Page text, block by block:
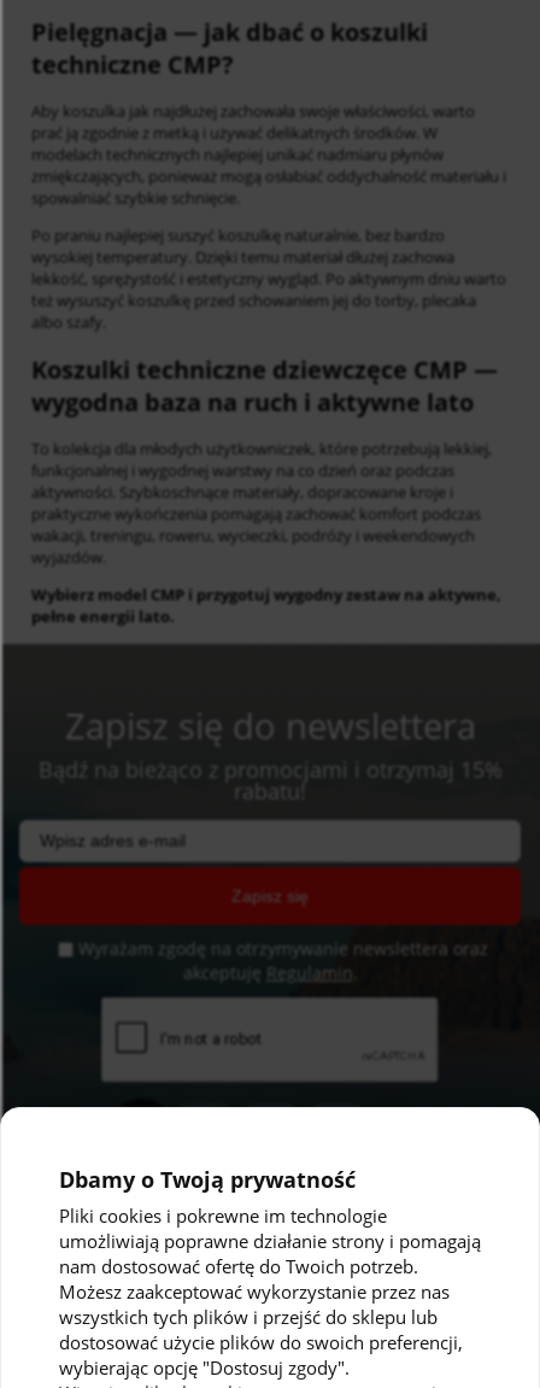
Pielęgnacja — jak dbać o koszulki
techniczne CMP?
Aby koszulka jak najdłużej zachowała swoje właściwości, warto
prać ją zgodnie z metką i używać delikatnych środków. W
modelach technicznych najlepiej unikać nadmiaru płynów
zmiękczających, ponieważ mogą osłabiać oddychalność materiału i
spowalniać szybkie schnięcie.
Po praniu najlepiej suszyć koszulkę naturalnie, bez bardzo
wysokiej temperatury. Dzięki temu materiał dłużej zachowa
lekkość, sprężystość i estetyczny wygląd. Po aktywnym dniu warto
też wysuszyć koszulkę przed schowaniem jej do torby, plecaka
albo szafy.
Koszulki techniczne dziewczęce CMP —
wygodna baza na ruch i aktywne lato
To kolekcja dla młodych użytkowniczek, które potrzebują lekkiej,
funkcjonalnej i wygodnej warstwy na co dzień oraz podczas
aktywności. Szybkoschnące materiały, dopracowane kroje i
praktyczne wykończenia pomagają zachować komfort podczas
wakacji, treningu, roweru, wycieczki, podróży i weekendowych
wyjazdów.
Wybierz model CMP i przygotuj wygodny zestaw na aktywne,
pełne energii lato.
Zapisz się do newslettera
Bądź na bieżąco z promocjami i otrzymaj 15%
rabatu!
Zapisz się
Wyrażam zgodę na otrzymywanie newslettera oraz
akceptuję Regulamin
Pomoc
Polityka prywatności
Regulaminy
Moje konto
Twoje zamówienia
Ustawienia konta
Dbamy o Twoją prywatność
Pliki cookies i pokrewne im technologie
umożliwiają poprawne działanie strony i pomagają
nam dostosować ofertę do Twoich potrzeb.
Możesz zaakceptować wykorzystanie przez nas
wszystkich tych plików i przejść do sklepu lub
dostosować użycie plików do swoich preferencji,
wybierając opcję "Dostosuj zgody".